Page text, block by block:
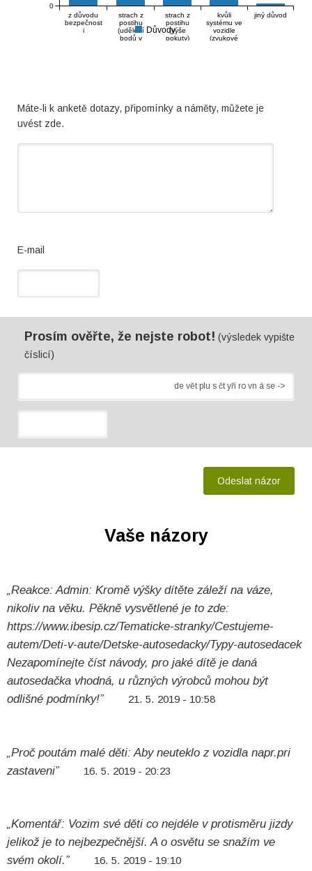
z důvodu
bezpečnost
i
strach z
postihu
(udělení
bodů v
strach z
postihu
(výše
pokuty)
kvůli
systému ve
vozidle
(zvukové
jiný důvod
0
Důvody
Máte-li k anketě dotazy, připomínky a náměty, můžete je
uvést zde.
E-mail
Prosím ověřte, že nejste robot! (výsledek vypište
číslicí)
Vaše názory
„Reakce: Admin: Kromě výšky dítěte záleží na váze,
nikoliv na věku. Pěkně vysvětlené je to zde:
https://www.ibesip.cz/Tematicke-stranky/Cestujeme-
autem/Deti-v-aute/Detske-autosedacky/Typy-autosedacek
Nezapomínejte číst návody, pro jaké dítě je daná
autosedačka vhodná, u různých výrobců mohou být
odlišné podmínky!”
21. 5. 2019 - 10:58
„Proč poutám malé děti: Aby neuteklo z vozidla napr.pri
zastaveni”
16. 5. 2019 - 20:23
„Komentář: Vozim své děti co nejdéle v protisměru jizdy
jelikož je to nejbezpečnější. A o osvětu se snažím ve
svém okolí.”
16. 5. 2019 - 19:10